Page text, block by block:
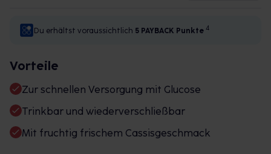
Du erhältst voraussichtlich 5 PAYBACK Punkte 4
Vorteile
Zur schnellen Versorgung mit Glucose
Trinkbar und wiederverschließbar
Mit fruchtig frischem Cassisgeschmack